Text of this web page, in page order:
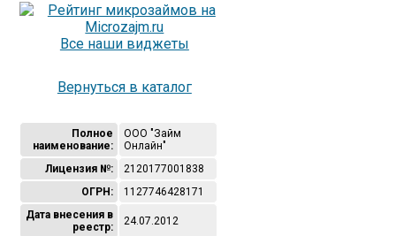
Все наши виджеты
Вернуться в каталог
Полное
наименование:
ООО "Займ
Онлайн"
Лицензия №:
2120177001838
ОГРН:
1127746428171
Дата внесения в
реестр:
24.07.2012